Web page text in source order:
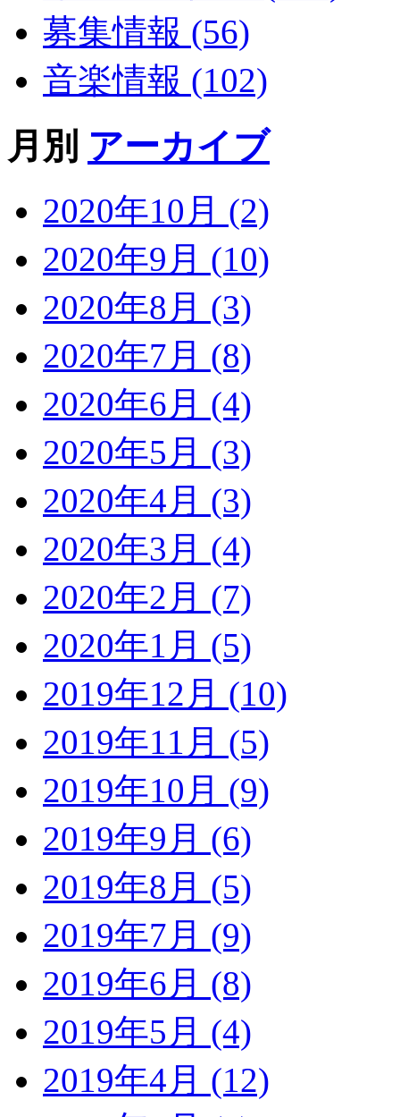
募集情報 (56)
音楽情報 (102)
月別 アーカイブ
2020年10月 (2)
2020年9月 (10)
2020年8月 (3)
2020年7月 (8)
2020年6月 (4)
2020年5月 (3)
2020年4月 (3)
2020年3月 (4)
2020年2月 (7)
2020年1月 (5)
2019年12月 (10)
2019年11月 (5)
2019年10月 (9)
2019年9月 (6)
2019年8月 (5)
2019年7月 (9)
2019年6月 (8)
2019年5月 (4)
2019年4月 (12)